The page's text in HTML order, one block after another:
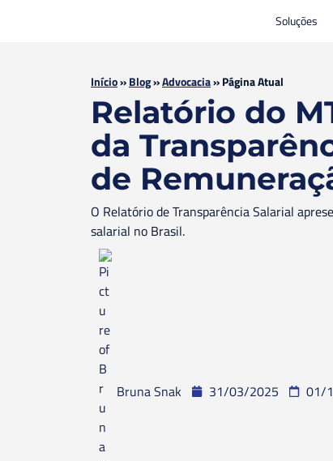
Soluções
Início»Blog»Advocacia»Página Atual
Relatório do
da
de
O Relatório de Transparência Salarial
salarial no Brasil.
Bruna Snak 31/03/2025 01/